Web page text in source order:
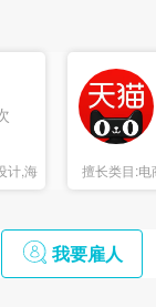
计,海
擅长类目:电
计,3D设计
我要雇人